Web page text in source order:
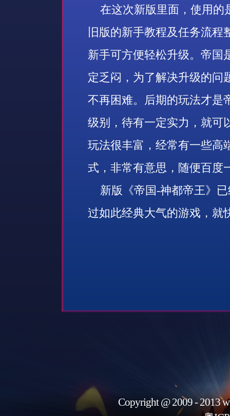
在这次新版里面，使用的
旧版的新手教程及任务流
新手可方便轻松升级。帝国
定乏闷，为了解决升级的问
不再困难。后期的玩法才是
级别，待有一定实力，就可
玩法很丰富，经常有一些高
式，非常有意思，随便百度
新版《帝国-神都帝王》
过如此经典大气的游戏，就
Copyright @ 2009 - 2013